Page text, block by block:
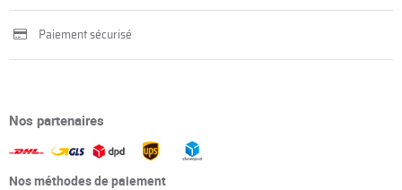
Paiement sécurisé
Nos partenaires
Nos méthodes de paiement